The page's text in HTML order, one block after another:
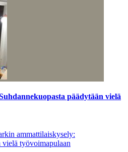
päädytään vielä
ammattilaiskysely:
vielä työvoimapulaan